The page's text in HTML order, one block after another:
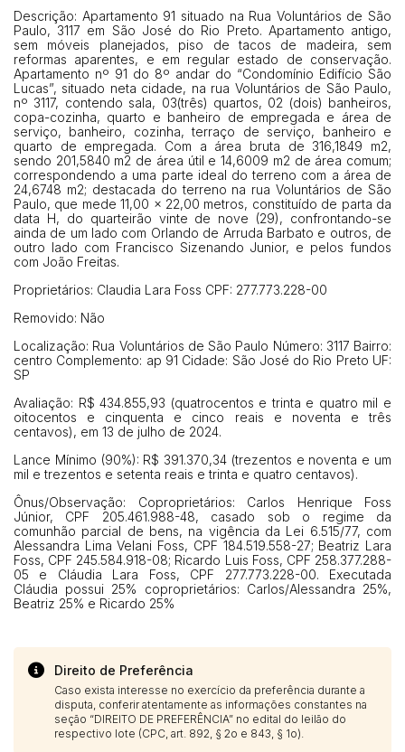
Descrição: Apartamento 91 situado na Rua Voluntários de São
Paulo, 3117 em São José do Rio Preto. Apartamento antigo,
sem móveis planejados, piso de tacos de madeira, sem
reformas aparentes, e em regular estado de conservação.
Apartamento nº 91 do 8º andar do “Condomínio Edifício São
Lucas”, situado neta cidade, na rua Voluntários de São Paulo,
nº 3117, contendo sala, 03(três) quartos, 02 (dois) banheiros,
copa-cozinha, quarto e banheiro de empregada e área de
serviço, banheiro, cozinha, terraço de serviço, banheiro e
quarto de empregada. Com a área bruta de 316,1849 m2,
sendo 201,5840 m2 de área útil e 14,6009 m2 de área comum;
correspondendo a uma parte ideal do terreno com a área de
24,6748 m2; destacada do terreno na rua Voluntários de São
Paulo, que mede 11,00 x 22,00 metros, constituído de parta da
data H, do quarteirão vinte de nove (29), confrontando-se
ainda de um lado com Orlando de Arruda Barbato e outros, de
outro lado com Francisco Sizenando Junior, e pelos fundos
com João Freitas.
Proprietários: Claudia Lara Foss CPF: 277.773.228-00
Removido: Não
Localização: Rua Voluntários de São Paulo Número: 3117 Bairro:
centro Complemento: ap 91 Cidade: São José do Rio Preto UF:
SP
Avaliação: R$ 434.855,93 (quatrocentos e trinta e quatro mil e
oitocentos e cinquenta e cinco reais e noventa e três
centavos), em 13 de julho de 2024.
Lance Mínimo (90%): R$ 391.370,34 (trezentos e noventa e um
mil e trezentos e setenta reais e trinta e quatro centavos).
Ônus/Observação: Coproprietários: Carlos Henrique Foss
Júnior, CPF 205.461.988-48, casado sob o regime da
comunhão parcial de bens, na vigência da Lei 6.515/77, com
Alessandra Lima Velani Foss, CPF 184.519.558-27; Beatriz Lara
Foss, CPF 245.584.918-08; Ricardo Luis Foss, CPF 258.377.288-
05 e Cláudia Lara Foss, CPF 277.773.228-00. Executada
Cláudia possui 25% coproprietários: Carlos/Alessandra 25%,
Beatriz 25% e Ricardo 25%
Direito de Preferência
Caso exista interesse no exercício da preferência durante a
disputa, conferir atentamente as informações constantes na
seção “DIREITO DE PREFERÊNCIA” no edital do leilão do
respectivo lote (CPC, art. 892, § 2o e 843, § 1o).
Envie sua Proposta
(Art. 895, CPC)
Histórico de Propostas
Data Usuário Valor
14/04/2025 18:43:11 TIAGOFELIPE R$ 1,00
14/04/2025 18:43:11 TIAGOFELIPE R$ 1,00
14/04/2025 18:43:11 TIAGOFELIPE R$ 1,00
Clique aqui para fazer login
Habilite-se para efetuar lances ou
propostas